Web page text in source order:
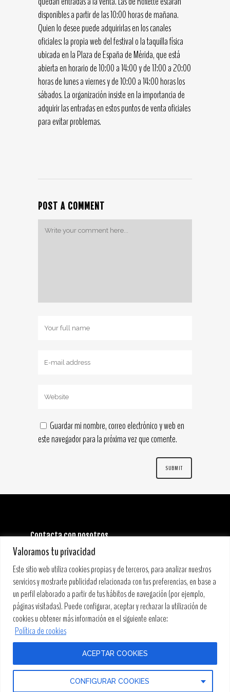
Valoramos tu privacidad
Este sitio web utiliza cookies propias y de terceros, para analizar nuestros
servicios y mostrarte publicidad relacionada con tus preferencias, en base a
un perfil elaborado a partir de tus hábitos de navegación (por ejemplo,
páginas visitadas). Puede configurar, aceptar y rechazar la utilización de
cookies u obtener más información en el siguiente enlace:
Política de cookies
CONFIGURAR COOKIES
ACEPTAR COOKIES
disponibles a partir de las 10:00 horas de mañana.
Quien lo desee puede adquirirlas en los canales
oficiales: la propia web del festival o la taquilla física
ubicada en la Plaza de España de Mérida, que está
abierta en horario de 10:00 a 14:00 y de 17:00 a 20:00
horas de lunes a viernes y de 10:00 a 14:00 horas los
sábados. La organización insiste en la importancia de
adquirir las entradas en estos puntos de venta oficiales
para evitar problemas.
POST A COMMENT
Guardar mi nombre, correo electrónico y web en
este navegador para la próxima vez que comente.
Contacta con nosotros
INFORMACIÓN GENERAL:
info@stoneandmusicfestival.com
PRENSA:
prensa@stoneandmusicfestival.com
COPYRIGHT © 2019 STONE&MUSIC FESTIVAL • PRODUCCIONES
DE GRANDES EVENTOS, S.L. •CONDICIONES DE VENTA AVISO